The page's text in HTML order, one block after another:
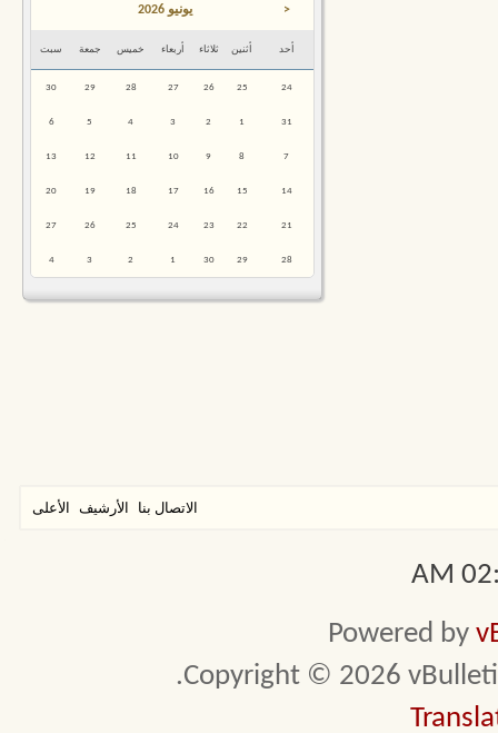
< يونيو 2026
أحد أثنين ثلاثاء أربعاء خميس جمعة سبت
24
25
26
27
28
29
30
31
1
2
3
4
5
6
7
8
9
10
11
12
13
14
15
16
17
18
19
20
21
22
23
24
25
26
27
28
29
30
1
2
3
4
الاتصال بنا الأرشيف الأعلى
Powered by
Copyright © 2026